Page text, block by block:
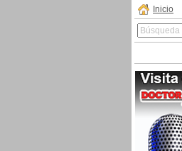
Inicio